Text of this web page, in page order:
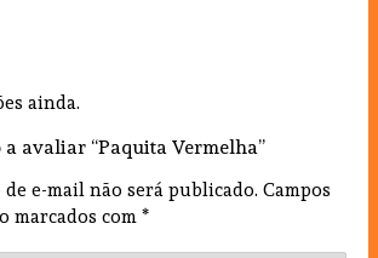
ainda.
avaliar “Paquita Vermelha”
de e-mail não será publicado. Campos
marcados com *